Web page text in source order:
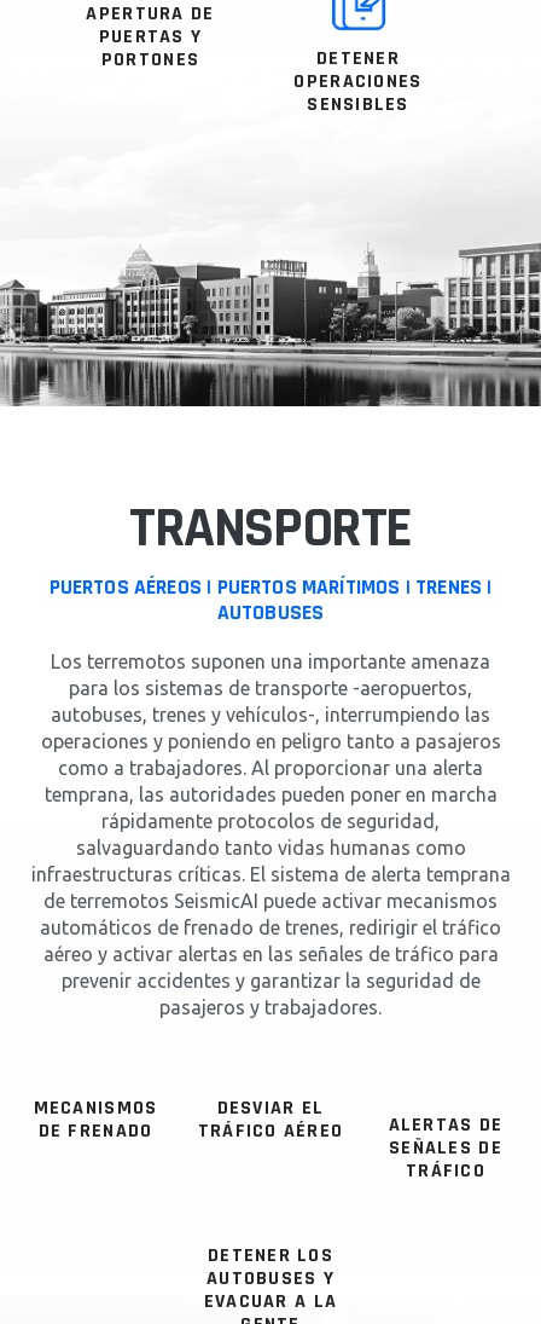
APERTURA DE
PUERTAS Y
PORTONES
DETENER
OPERACIONES
SENSIBLES
TRANSPORTE
PUERTOS AÉREOS | PUERTOS MARÍTIMOS | TRENES |
AUTOBUSES
Los terremotos suponen una importante amenaza
para los sistemas de transporte -aeropuertos,
autobuses, trenes y vehículos-, interrumpiendo las
operaciones y poniendo en peligro tanto a pasajeros
como a trabajadores. Al proporcionar una alerta
temprana, las autoridades pueden poner en marcha
rápidamente protocolos de seguridad,
salvaguardando tanto vidas humanas como
infraestructuras críticas. El sistema de alerta temprana
de terremotos SeismicAI puede activar mecanismos
automáticos de frenado de trenes, redirigir el tráfico
aéreo y activar alertas en las señales de tráfico para
prevenir accidentes y garantizar la seguridad de
pasajeros y trabajadores.
MECANISMOS
DE FRENADO
DESVIAR EL
TRÁFICO AÉREO
ALERTAS DE
SEÑALES DE
TRÁFICO
DETENER LOS
AUTOBUSES Y
EVACUAR A LA